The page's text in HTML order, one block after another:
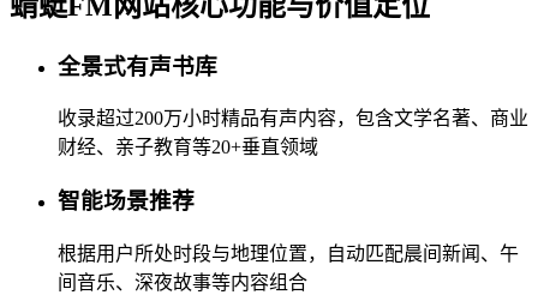
全景式有声书库
收录超过200万小时精品有声内容，包含文学名著、商业
财经、亲子教育等20+垂直领域
智能场景推荐
根据用户所处时段与地理位置，自动匹配晨间新闻、午
间音乐、深夜故事等内容组合